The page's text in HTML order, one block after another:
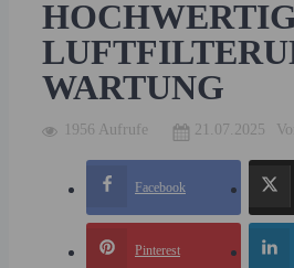
WARTUNG
1956 Aufrufe 21.07.2025
Facebook
Pinterest